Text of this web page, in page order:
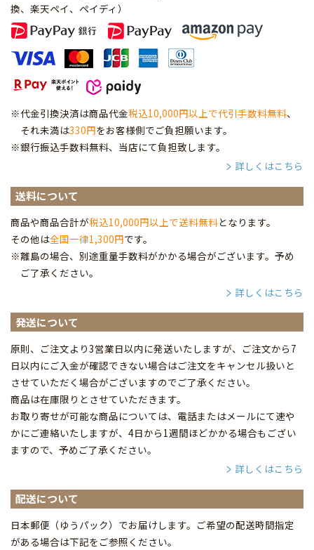
換、楽天ペイ、ペイディ ）
※代金引換決済は商品代金税込10,000円以上で代引手数料無料、
それ未満は330円をお客様側でご負担願います。
※銀行振込手数料無料、当店にて負担致します。
詳しくはこちら
送料について
商品や商品合計が税込10,000円以上で送料無料となります。
その他は全国一律1,300円です。
※離島の場合、別途重量手数料がかかる場合がございます。予め
ご了承ください。
詳しくはこちら
発送について
原則、ご注文より3営業日以内に発送いたしますが、ご注文から7
日以内にご入金が確認できない場合はご注文をキャンセル扱いと
させていただく場合がございますのでご了承ください。
商品は在庫限りとさせていただきます。
お取り寄せが可能な商品については、電話またはメールにて速や
かにご連絡いたしますが、4日から1週間ほどかかる場合もござい
ますので、予めご了承ください。
詳しくはこちら
配送について
日本郵便（ゆうパック）でお届けします。ご希望の配送時間指定
がある場合は下記をご参照ください。